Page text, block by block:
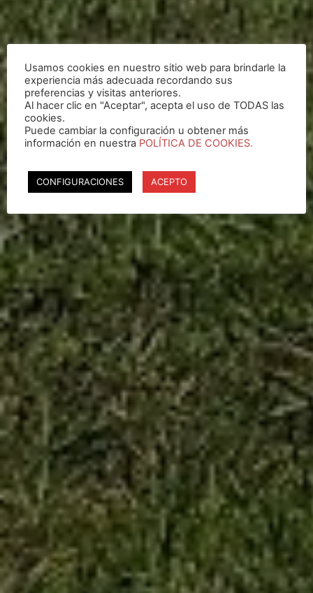
Usamos cookies en nuestro sitio web para brindarle la
experiencia más adecuada recordando sus
preferencias y visitas anteriores.
Al hacer clic en "Aceptar", acepta el uso de TODAS las
cookies.
Puede cambiar la configuración u obtener más
información en nuestra POLÍTICA DE COOKIES.
CONFIGURACIONES ACEPTO